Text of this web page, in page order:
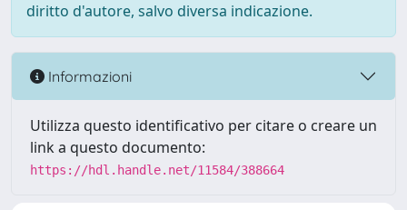
diritto d'autore, salvo diversa indicazione.
Informazioni
Utilizza questo identificativo per citare o creare un
link a questo documento:
https://hdl.handle.net/11584/388664